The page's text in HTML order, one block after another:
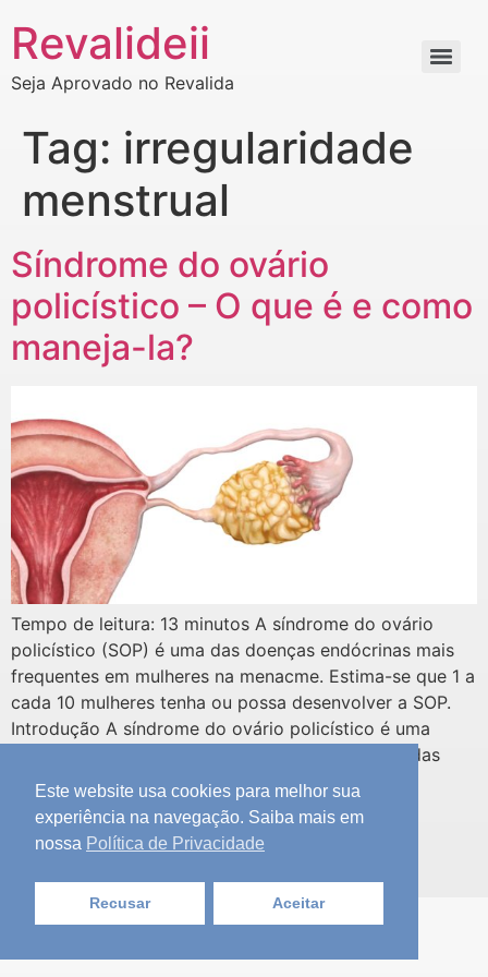
Revalideii
Seja Aprovado no Revalida
Tag: irregularidade
menstrual
Síndrome do ovário
policístico – O que é e como
maneja-la?
Tempo de leitura: 13 minutos A síndrome do ovário
policístico (SOP) é uma das doenças endócrinas mais
frequentes em mulheres na menacme. Estima-se que 1 a
cada 10 mulheres tenha ou possa desenvolver a SOP.
Introdução A síndrome do ovário policístico é uma
desordem hormonal que acomete cerca de 10% das
mulheres em menacme. […]
Seja Aprovado no Revalida
Este website usa cookies para melhor sua
experiência na navegação. Saiba mais em
nossa Política de Privacidade
Recusar Aceitar